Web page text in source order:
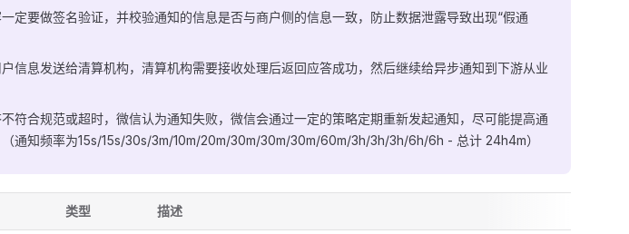
定要做签名验证，并校验通知的信息是否与商户侧的信息一致，防止数据泄露导致出现“假通
信息发送给清算机构，清算机构需要接收处理后返回应答成功，然后继续给异步通知到下游从业
符合规范或超时，微信认为通知失败，微信会通过一定的策略定期重新发起通知，尽可能提高通
通知频率为15s/15s/30s/3m/10m/20m/30m/30m/30m/60m/3h/3h/3h/6h/6h - 总计 24h4m）
类型 描述